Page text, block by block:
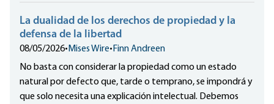
La dualidad de los derechos de propiedad y la
defensa de la libertad
08/05/2026• Mises Wire• Finn Andreen
No basta con considerar la propiedad como un estado
natural por defecto que, tarde o temprano, se impondrá y
que solo necesita una explicación intelectual. Debemos